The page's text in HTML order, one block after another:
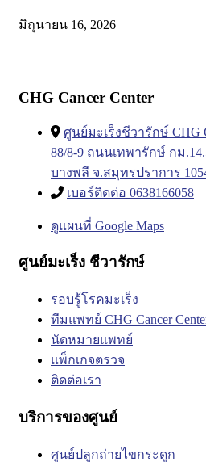
มิถุนายน 16, 2026
CHG Cancer Center
ศูนย์มะเร็งชีวารักษ์ CHG
88/8-9 ถนนเทพารักษ์ กม
บางพลี จ.สมุทรปราการ
เบอร์ติดต่อ 0638166058
ดูแผนที่ Google Maps
ศูนย์มะเร็ง ชีวารักษ์
รอบรู้โรคมะเร็ง
ทีมแพทย์ CHG Cancer
นัดหมายแพทย์
แพ็กเกจตรวจ
ติดต่อเรา
บริการของศูนย์
ศูนย์ปลูกถ่ายไขกระดูก